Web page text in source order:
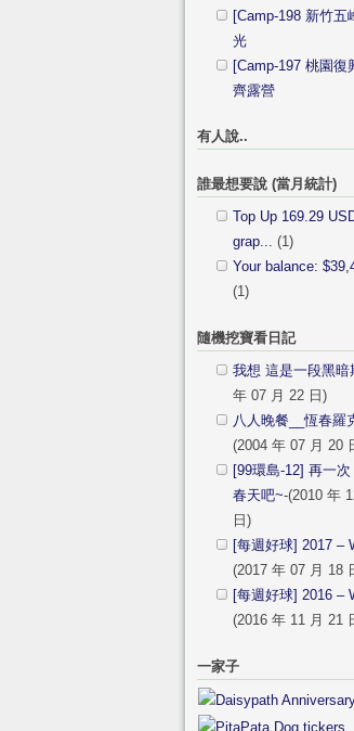
[Camp-198 新竹五
光
[Camp-197 桃園復
齊露營
有人說..
誰最想要說 (當月統計)
Top Up 169.29
grap... (1)
Your balance:
(1)
隨機挖寶看日記
我想 這是一段黑暗
年 07 月 22 日)
八人晚餐__恆春羅
(2004 年 07 月 20
[99環島-12] 再一
春天吧~-(2010 年
日)
[每週好球] 2017 –
(2017 年 07 月 18
[每週好球] 2016 –
(2016 年 11 月 21
一家子